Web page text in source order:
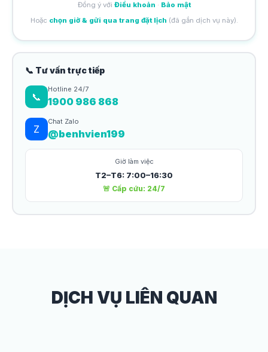
Đồng ý với Điều khoản · Bảo mật
Hoặc chọn giờ & gửi qua trang đặt lịch (đã gắn dịch vụ này).
📞 Tư vấn trực tiếp
📞
Hotline 24/7
1900 986 868
Z
Chat Zalo
@benhvien199
Giờ làm việc
T2–T6: 7:00–16:30
🚨 Cấp cứu: 24/7
DỊCH VỤ LIÊN QUAN